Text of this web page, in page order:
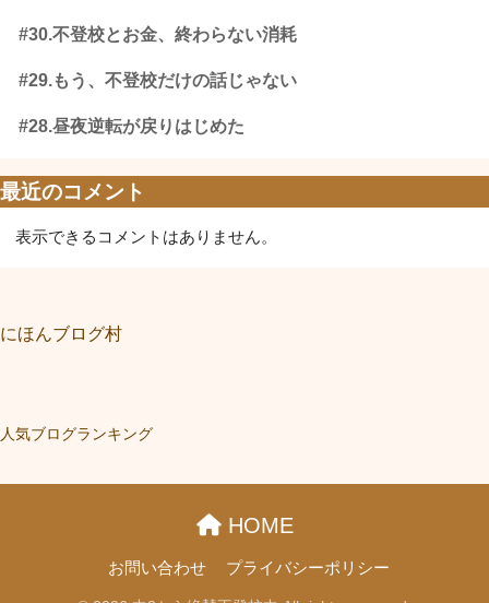
#30.不登校とお金、終わらない消耗
#29.もう、不登校だけの話じゃない
#28.昼夜逆転が戻りはじめた
最近のコメント
表示できるコメントはありません。
にほんブログ村
人気ブログランキング
HOME
お問い合わせ プライバシーポリシー